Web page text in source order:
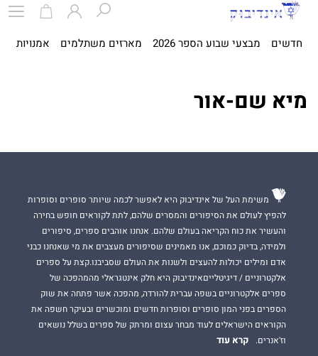
חדשים מבצעי שבוע הספר 2026 מארזים משתלמים אמנויות
מיא שם-אור
משימת העל של אינדיבוק היא לאפשר לכמה שיותר סופרים וסופרות
להפיץ לעולם את הסיפורים והמסרים שלהם, לתת לקוראים חופש בחירה
והעשיר את כוח הקריאה בעולם שלהם. אנחנו אוהבים ספרים, סיפורים
ולמידה, בדיוק כמוכם, אנו מאמינים שסיפורים מעצבים את מי שאנחנו כבני
אדם ומילים יכולות להעצים ולשנות את העולם שסביבנו.קצת על ספרים
אלקטרוניים / דיגיטלייםאינדיבוק היא חלק אינטגראלי מהמהפכה של
ספרים אלקטרוניים בשפה עברית להורדה, מהפכה אשר פתחה את שוק
הספרים בפני המון סופרים וסופרות חדשים ומוכשרים ובעיקר חשפה את
הקוראים הישראלים לעוד מבחר עצום ומרתק של ספרים בשלל נושאים
וז'אנרים.
קרא עוד